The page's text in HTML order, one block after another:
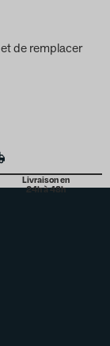
de remplacer
Livraison en
24h à 48h